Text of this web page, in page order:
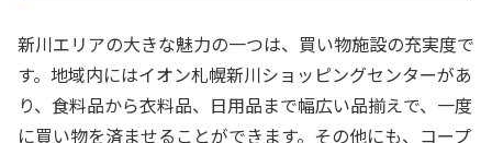
新川エリアの大きな魅力の一つは、買い物施設の充実度で
す。地域内にはイオン札幌新川ショッピングセンターがあ
り、食料品から衣料品、日用品まで幅広い品揃えで、一度
に買い物を済ませることができます。その他にも、コープ